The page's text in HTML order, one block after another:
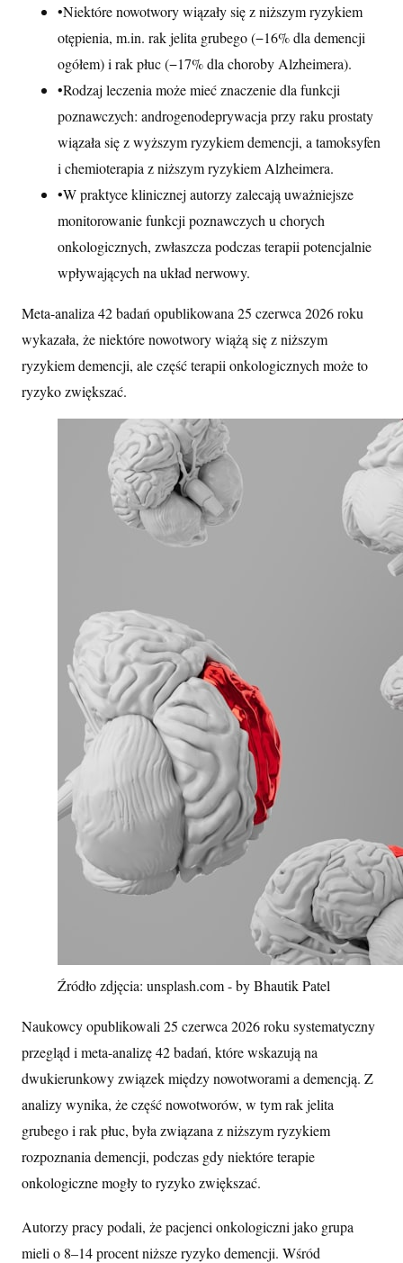
•Niektóre nowotwory wiązały się z niższym ryzykiem
otępienia, m.in. rak jelita grubego (−16% dla demencji
ogółem) i rak płuc (−17% dla choroby Alzheimera).
•Rodzaj leczenia może mieć znaczenie dla funkcji
poznawczych: androgenodeprywacja przy raku prostaty
wiązała się z wyższym ryzykiem demencji, a tamoksyfen
i chemioterapia z niższym ryzykiem Alzheimera.
•W praktyce klinicznej autorzy zalecają uważniejsze
monitorowanie funkcji poznawczych u chorych
onkologicznych, zwłaszcza podczas terapii potencjalnie
wpływających na układ nerwowy.
Meta-analiza 42 badań opublikowana 25 czerwca 2026 roku
wykazała, że niektóre nowotwory wiążą się z niższym
ryzykiem demencji, ale część terapii onkologicznych może to
ryzyko zwiększać.
Źródło zdjęcia: unsplash.com - by Bhautik Patel
Naukowcy opublikowali 25 czerwca 2026 roku systematyczny
przegląd i meta-analizę 42 badań, które wskazują na
dwukierunkowy związek między nowotworami a demencją. Z
analizy wynika, że część nowotworów, w tym rak jelita
grubego i rak płuc, była związana z niższym ryzykiem
rozpoznania demencji, podczas gdy niektóre terapie
onkologiczne mogły to ryzyko zwiększać.
Autorzy pracy podali, że pacjenci onkologiczni jako grupa
mieli o 8–14 procent niższe ryzyko demencji. Wśród